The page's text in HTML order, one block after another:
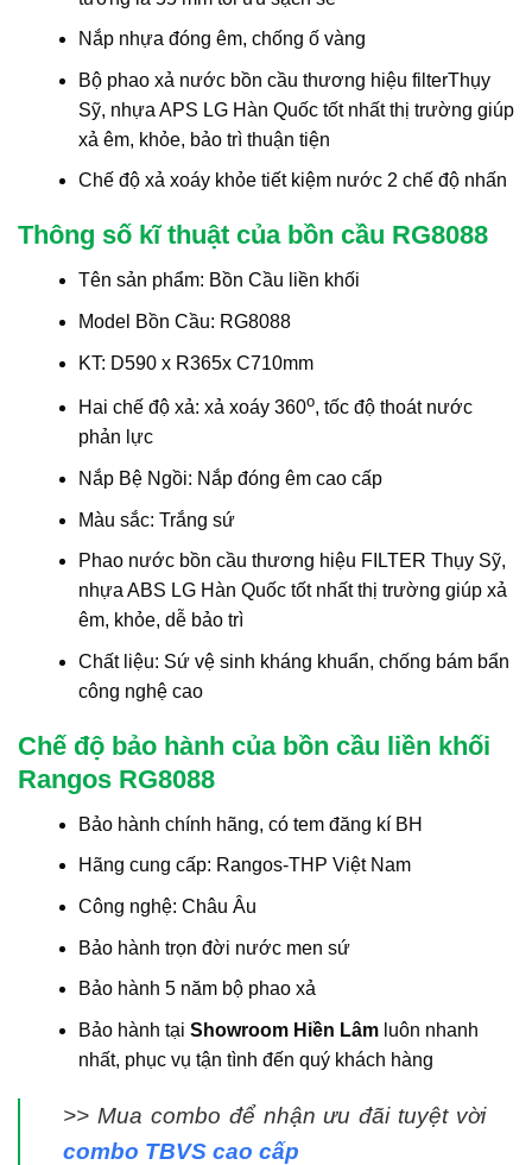
Nắp nhựa đóng êm, chống ố vàng
Bộ phao xả nước bồn cầu thương hiệu filterThụy
Sỹ, nhựa APS LG Hàn Quốc tốt nhất thị trường giúp
xả êm, khỏe, bảo trì thuận tiện
Chế độ xả xoáy khỏe tiết kiệm nước 2 chế độ nhấn
Thông số kĩ thuật của bồn cầu RG8088
Tên sản phẩm: Bồn Cầu liền khối
Model Bồn Cầu: RG8088
KT: D590 x R365x C710mm
Hai chế độ xả: xả xoáy 360o, tốc độ thoát nước
phản lực
Nắp Bệ Ngồi: Nắp đóng êm cao cấp
Màu sắc: Trắng sứ
Phao nước bồn cầu thương hiệu FILTER Thụy Sỹ,
nhựa ABS LG Hàn Quốc tốt nhất thị trường giúp xả
êm, khỏe, dễ bảo trì
Chất liệu: Sứ vệ sinh kháng khuẩn, chống bám bẩn
công nghệ cao
Chế độ bảo hành của bồn cầu liền khối
Rangos RG8088
Bảo hành chính hãng, có tem đăng kí BH
Hãng cung cấp: Rangos-THP Việt Nam
Công nghệ: Châu Âu
Bảo hành trọn đời nước men sứ
Bảo hành 5 năm bộ phao xả
Bảo hành tại Showroom Hiền Lâmluôn nhanh
nhất, phục vụ tận tình đến quý khách hàng
>> Mua combo để nhận ưu đãi tuyệt vời
combo TBVS cao cấp